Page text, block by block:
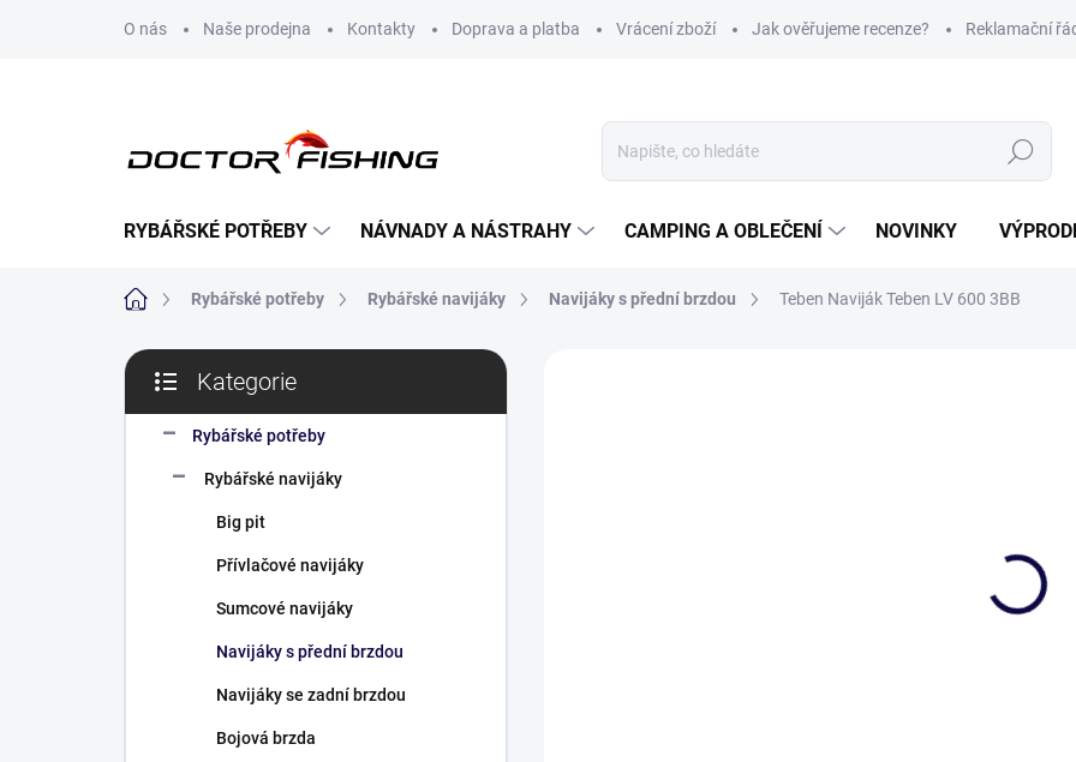
O nás Naše prodejna Kontakty Doprava a platba Vrácení zboží Jak ověřujeme recenze? Reklamační
Hledat
RYBÁŘSKÉ POTŘEBY NÁVNADY A NÁSTRAHY CAMPING A OBLEČENÍ NOVINKY
Domů Rybářské potřeby Rybářské navijáky Navijáky s přední brzdou Teben Naviják Teben LV 600 3BB
P
s
kategorie
Kategorie
Rybářské potřeby
Rybářské navijáky
Big pit
Přívlačové navijáky
Sumcové navijáky
Navijáky s přední brzdou
Navijáky se zadní brzdou
Bojová brzda